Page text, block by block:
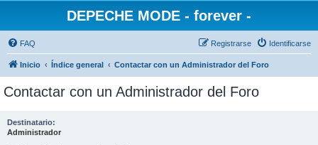
DEPECHE MODE - forever -
FAQ Identificarse
Registrarse
Inicio Índice general Contactar con un Administrador del Foro
Contactar con un Administrador del Foro
Destinatario:
Administrador